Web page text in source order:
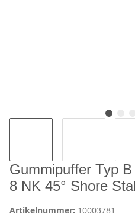
Gummipuffer Typ
8 NK 45° Shore
Artikelnummer: 10003781